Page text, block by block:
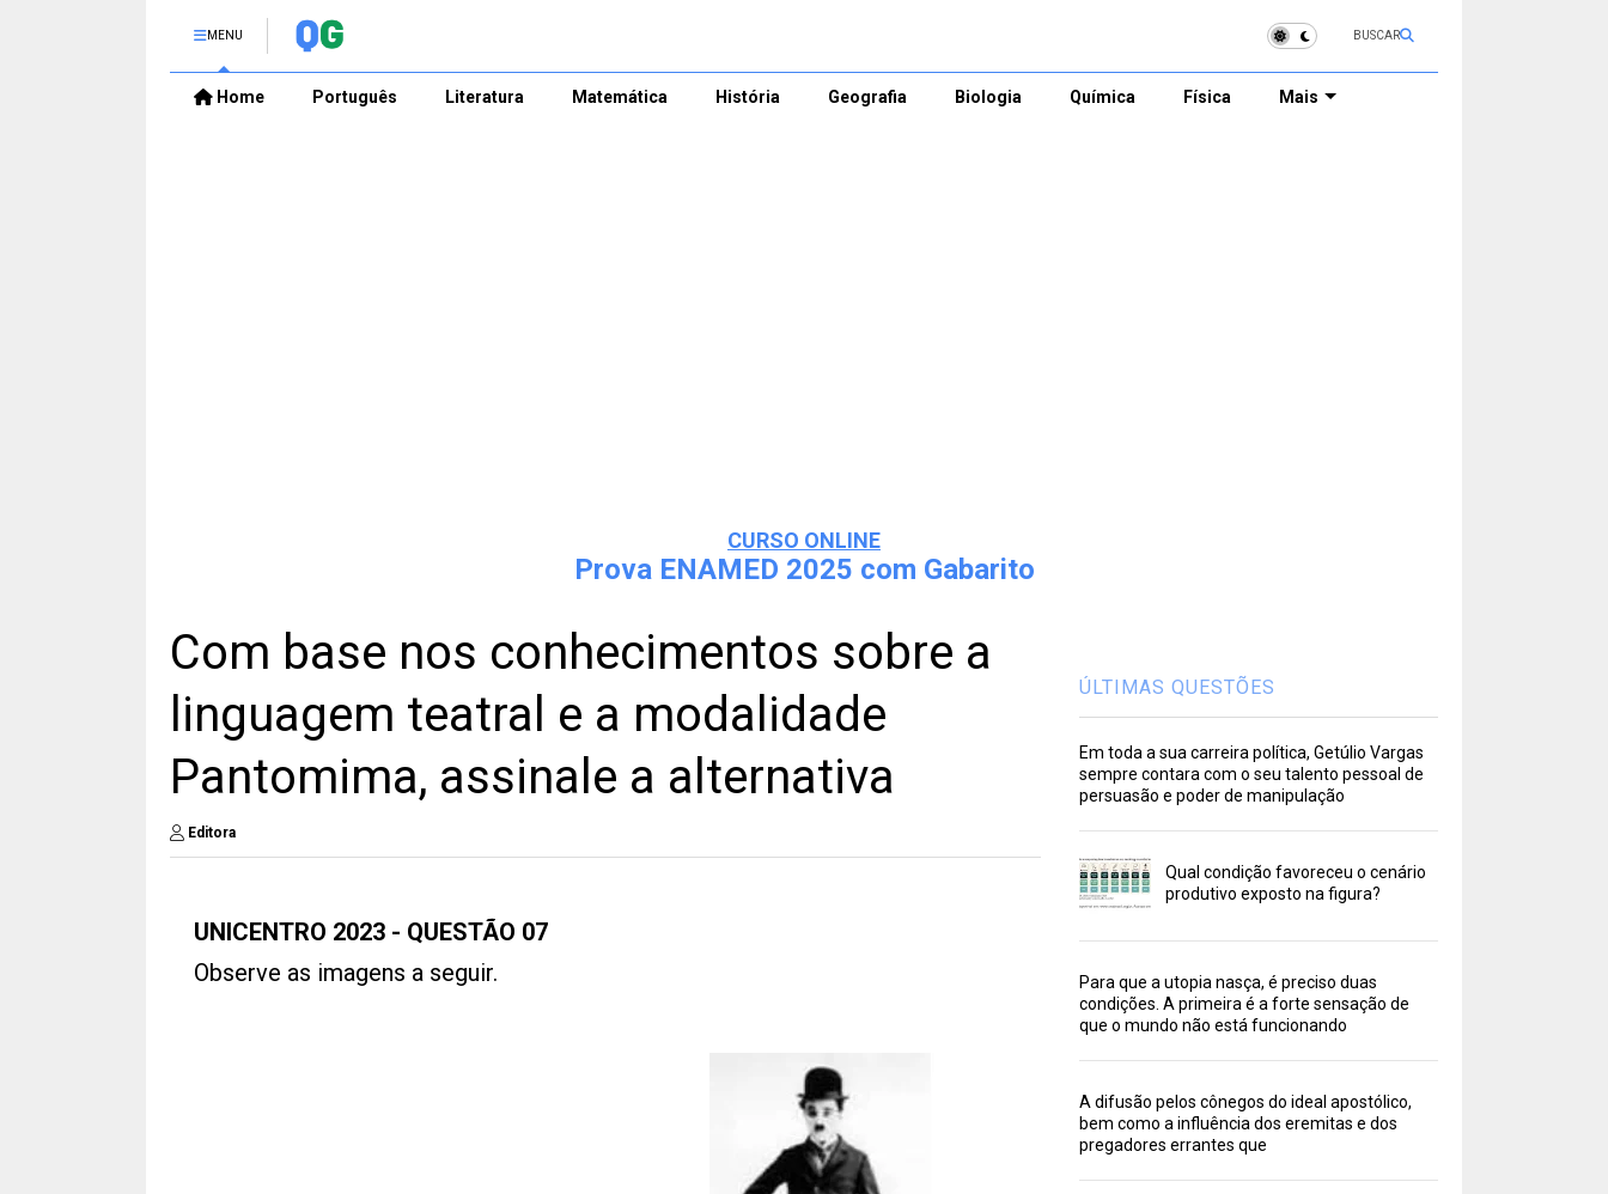
MENU BUSCAR
Home Português Literatura Matemática História Geografia Biologia Química Física Mais
CURSO ONLINE
Prova ENAMED 2025 com Gabarito
Com base nos conhecimentos sobre a
linguagem teatral e a modalidade
Pantomima, assinale a alternativa
Editora
UNICENTRO 2023 - QUESTÃO 07
Observe as imagens a seguir.
ÚLTIMAS QUESTÕES
Em toda a sua carreira política, Getúlio Vargas
sempre contara com o seu talento pessoal de
persuasão e poder de manipulação
Qual condição favoreceu o cenário
produtivo exposto na figura?
Para que a utopia nasça, é preciso duas
condições. A primeira é a forte sensação de
que o mundo não está funcionando
A difusão pelos cônegos do ideal apostólico,
bem como a influência dos eremitas e dos
pregadores errantes que